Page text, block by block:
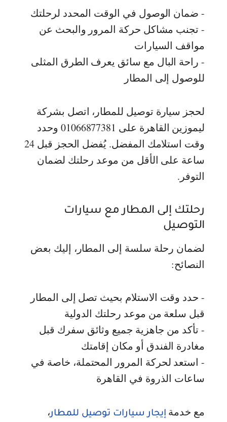
- ضمان الوصول في الوقت المحدد لرحلتك
- تجنب مشاكل حركة المرور والبحث عن
مواقف السيارات
- راحة البال مع سائق يعرف الطرق المثلى
للوصول إلى المطار
لحجز سيارة توصيل للمطار، اتصل بشركة
ليموزين القاهرة على 01066877381 وحدد
وقت استلامك المفضل. يُفضل الحجز قبل 24
ساعة على الأقل من موعد رحلتك لضمان
التوفر.
رحلتك إلى المطار مع سيارات
التوصيل
لضمان رحلة سلسة إلى المطار، إليك بعض
النصائح:
- حدد وقت الاستلام بحيث تصل إلى المطار
قبل سلعة من موعد رحلتك الدولية
- تأكد من جاهزية جميع وثائق سفرك قبل
مغادرة الفندق أو مكان إقامتك
- استعد لحركة المرور المحتملة، خاصة في
ساعات الذروة في القاهرة
مع خدمة إيجار سيارات توصيل للمطار،